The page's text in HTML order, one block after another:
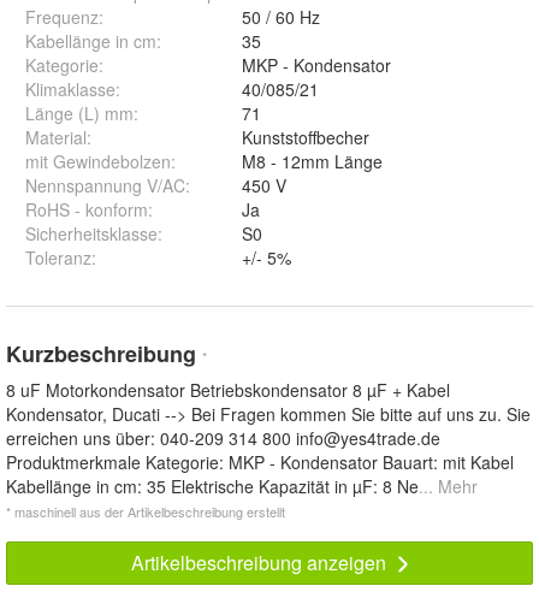
Frequenz:
50 / 60 Hz
Kabellänge in cm:
35
Kategorie:
MKP - Kondensator
Klimaklasse:
40/085/21
Länge (L) mm:
71
Material:
Kunststoffbecher
mit Gewindebolzen:
M8 - 12mm Länge
Nennspannung V/AC:
450 V
RoHS - konform:
Ja
Sicherheitsklasse:
S0
Toleranz: +/- 5%
Kurzbeschreibung *
8 uF Motorkondensator Betriebskondensator 8 µF + Kabel
Kondensator, Ducati --> Bei Fragen kommen Sie bitte auf uns zu. Sie
erreichen uns über: 040-209 314 800 info@yes4trade.de
Produktmerkmale Kategorie: MKP - Kondensator Bauart: mit Kabel
Kabellänge in cm: 35 Elektrische Kapazität in µF: 8 Ne... Mehr
* maschinell aus der Artikelbeschreibung erstellt
Artikelbeschreibung anzeigen